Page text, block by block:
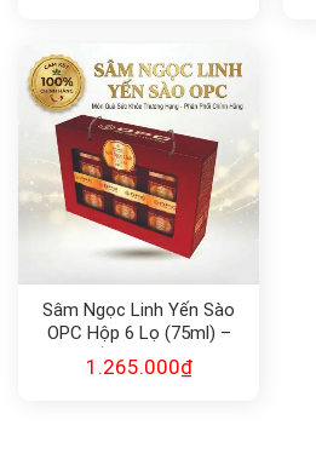
Sâm Ngọc Linh Yến Sào
OPC Hộp 6 Lọ (75ml) –
Phục Hồi Sức Khỏe, Cải
Thiện Giấc Ngủ
1.265.000₫